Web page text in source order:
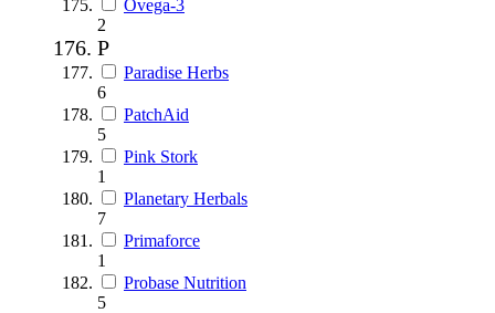
Ovega-3
2
P
Paradise Herbs
6
PatchAid
5
Pink Stork
1
Planetary Herbals
7
Primaforce
1
Probase Nutrition
5